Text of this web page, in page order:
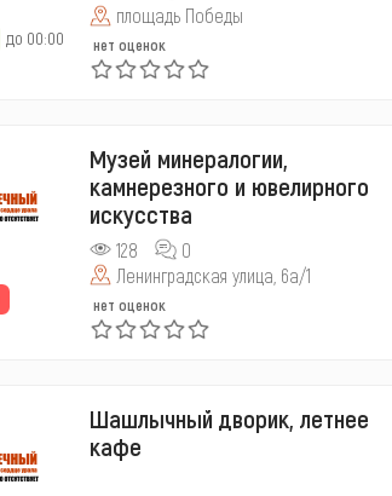
до 00:00
площадь Победы
нет оценок
Музей минералогии,
камнерезного и ювелирного
искусства
128
0
Ленинградская улица, 6а/1
нет оценок
Шашлычный дворик, летнее
кафе